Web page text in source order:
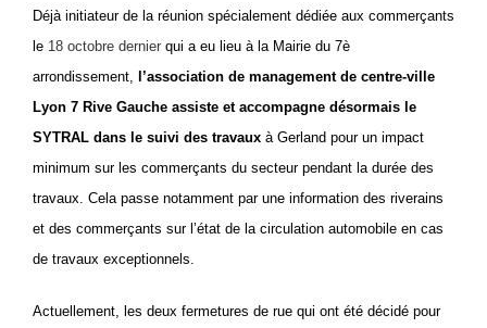
Déjà initiateur de la réunion spécialement dédiée aux commerçants
le 18 octobre dernier qui a eu lieu à la Mairie du 7è
arrondissement, l’association de management de centre-ville
Lyon 7 Rive Gauche assiste et accompagne désormais le
SYTRAL dans le suivi des travaux à Gerland pour un impact
minimum sur les commerçants du secteur pendant la durée des
travaux. Cela passe notamment par une information des riverains
et des commerçants sur l’état de la circulation automobile en cas
de travaux exceptionnels.
Actuellement, les deux fermetures de rue qui ont été décidé pour